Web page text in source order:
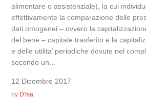
alimentare o assistenziale), la cui
effettivamente la comparazione delle
dati omogenei – ovvero la
del bene – capitale trasferito e la
e delle utilita’ periodiche dovute nel
secondo un...
12 Dicembre 2017
by D'Isa